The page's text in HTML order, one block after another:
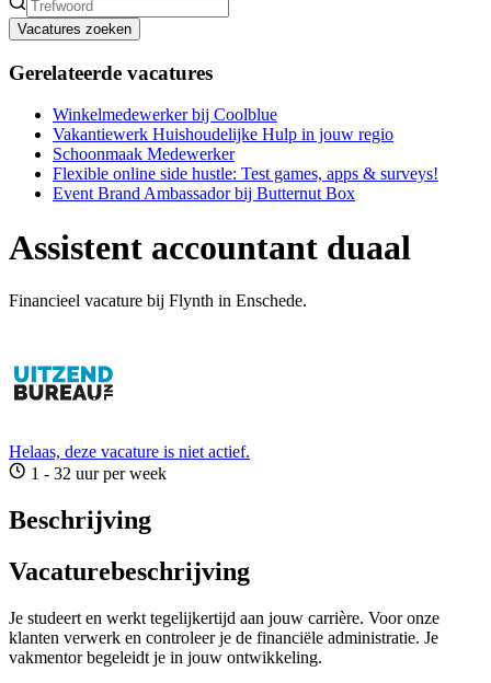
Vacatures zoeken
Gerelateerde vacatures
Winkelmedewerker bij Coolblue
Vakantiewerk Huishoudelijke Hulp in jouw regio
Schoonmaak Medewerker
Flexible online side hustle: Test games, apps & surveys!
Event Brand Ambassador bij Butternut Box
Assistent accountant duaal
Financieel vacature bij Flynth in Enschede.
Helaas, deze vacature is niet actief.
1 - 32 uur per week
Beschrijving
Vacaturebeschrijving
Je studeert en werkt tegelijkertijd aan jouw carrière. Voor onze
klanten verwerk en controleer je de financiële administratie. Je
vakmentor begeleidt je in jouw ontwikkeling.